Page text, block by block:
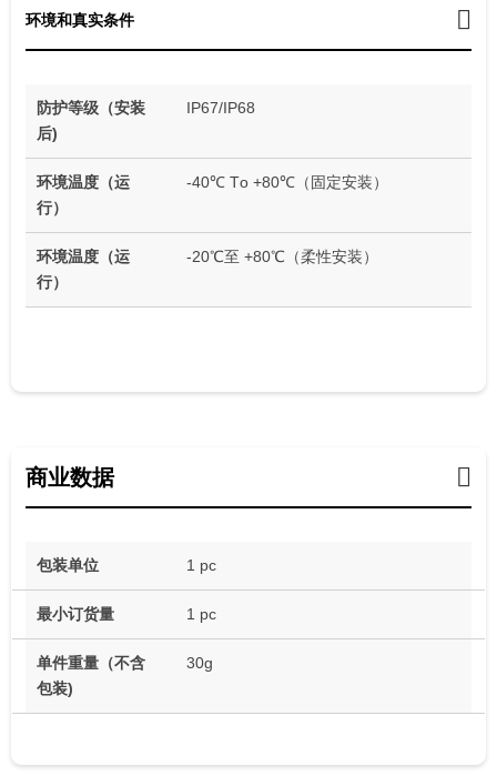
环境和真实条件
防护等级（安装
后)
IP67/IP68
环境温度（运
行）
-40℃ Tо +80℃（固定安装）
环境温度（运
行）
-20℃至 +80℃（柔性安装）
商业数据
包装单位 1 pc
最小订货量 1 pc
单件重量（不含
包装)
30g